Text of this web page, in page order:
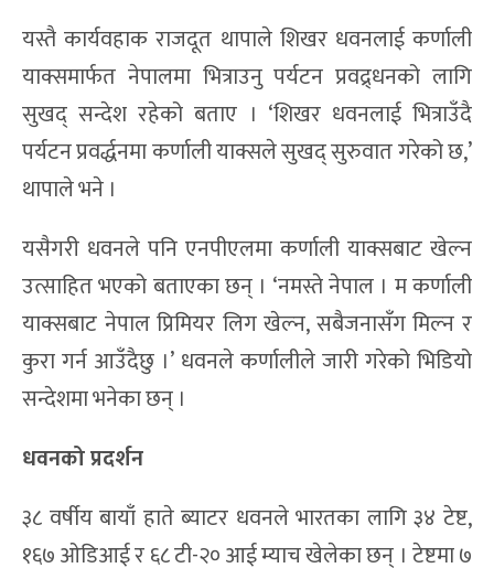
यस्तै कार्यवहाक राजदूत थापाले शिखर धवनलाई कर्णाली
याक्समार्फत नेपालमा भित्राउनु पर्यटन प्रवद्र्धनको लागि
सुखद् सन्देश रहेको बताए । ‘शिखर धवनलाई भित्राउँदै
पर्यटन प्रवर्द्धनमा कर्णाली याक्सले सुखद् सुरुवात गरेको छ,’
थापाले भने ।
यसैगरी धवनले पनि एनपीएलमा कर्णाली याक्सबाट खेल्न
उत्साहित भएको बताएका छन् । ‘नमस्ते नेपाल । म कर्णाली
याक्सबाट नेपाल प्रिमियर लिग खेल्न, सबैजनासँग मिल्न र
कुरा गर्न आउँदैछु ।’ धवनले कर्णालीले जारी गरेको भिडियो
सन्देशमा भनेका छन् ।
धवनको प्रदर्शन
३८ वर्षीय बायाँ हाते ब्याटर धवनले भारतका लागि ३४ टेष्ट,
१६७ ओडिआई र ६८ टी-२० आई म्याच खेलेका छन् । टेष्टमा ७